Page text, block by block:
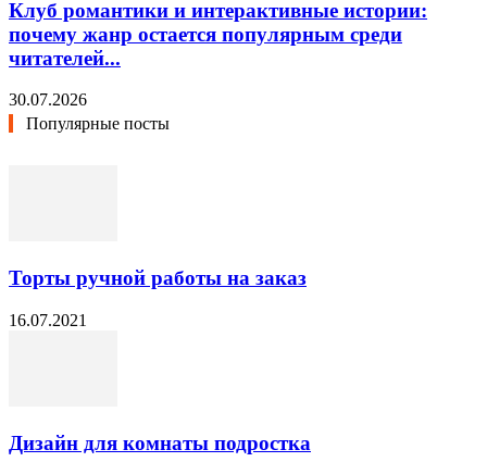
Клуб романтики и интерактивные истории:
почему жанр остается популярным среди
читателей...
30.07.2026
Популярные посты
Торты ручной работы на заказ
16.07.2021
Дизайн для комнаты подростка